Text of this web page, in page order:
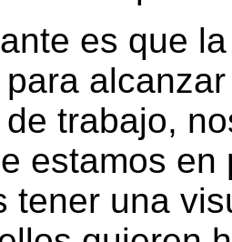
es que
trabajo,
estamos
tener una